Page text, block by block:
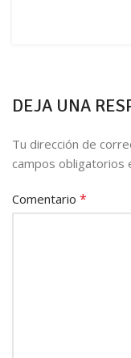
DEJA UNA
Tu dirección de
campos obligatorios
Comentario *